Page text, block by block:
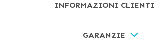
INFORMAZIONI CLIENTI
GARANZIE